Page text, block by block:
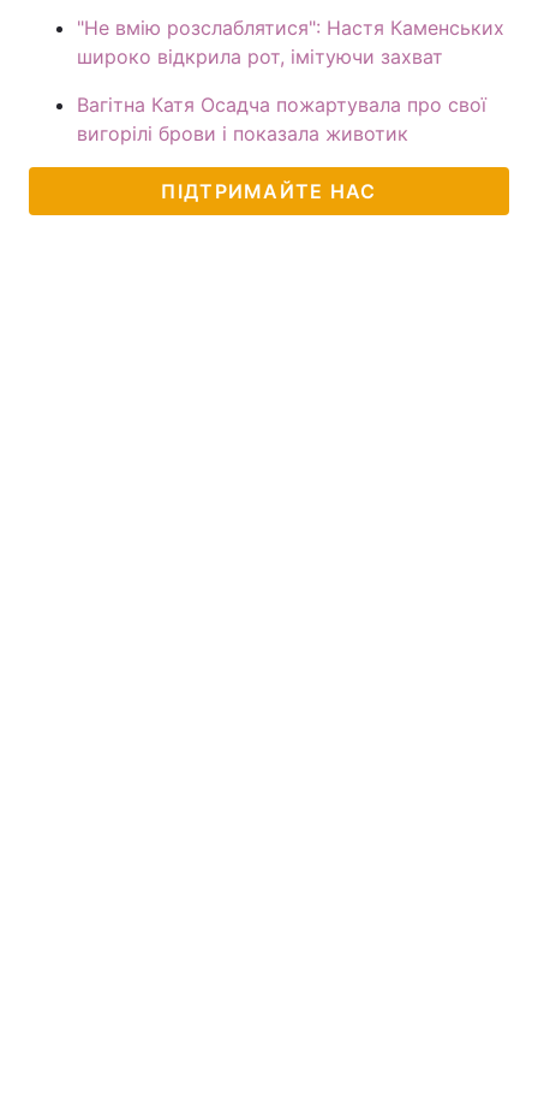
"Не вмію розслаблятися": Настя Каменських
широко відкрила рот, імітуючи захват
Вагітна Катя Осадча пожартувала про свої
вигорілі брови і показала животик
ПІДТРИМАЙТЕ НАС